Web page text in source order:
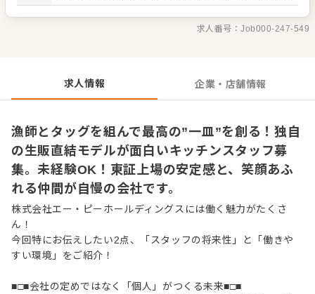
っかり受け入れる機会もありますし、SNSで生産者さんと
直接つながっている店舗もあり、良い素材が入った時にお
またSNSを通じて生産者さんに返す。そういったサイクル
が構築できているからこそ、他にはないような料理の提供
ができています。
は別途支給。 ＜給与例＞ 飲食店でのマネジメント経験あり
／40歳：月給35万円 飲食店でのリーダー経験あり／30
歳：月給30万円 飲食店での勤務経験あり／25歳：月給28
求人番号：Job000-247-549
求人情報 企業・店舗情報
漁師とタッグを組んで最高の”一皿”を創る！独自
の生販直結モデルが面白いキッチンスタッフ募
集。未経験OK！東証上場の安定感と、笑顔あふ
れる仲間が自慢の会社です。
株式会社エー・ピーホールディングスには働く魅力がたくさ
ん！
今回特にお伝えしたい2点、「スタッフの将来性」と「働きや
すい環境」をご紹介！
■□■会社の定めではなく「個人」がつくる未来■□■